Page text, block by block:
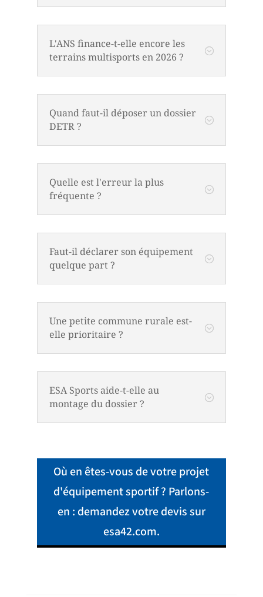
;
L'ANS finance-t-elle encore les
terrains multisports en 2026 ?
;
Quand faut-il déposer un dossier
DETR ?
;
Quelle est l'erreur la plus
fréquente ?
;
Faut-il déclarer son équipement
quelque part ?
;
Une petite commune rurale est-
elle prioritaire ?
;
ESA Sports aide-t-elle au
montage du dossier ?
Où en êtes-vous de votre projet
d'équipement sportif ? Parlons-
en : demandez votre devis sur
esa42.com.